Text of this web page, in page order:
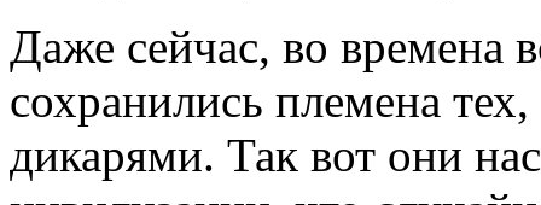
Даже сейчас, во времена
сохранились племена
дикарями. Так вот они